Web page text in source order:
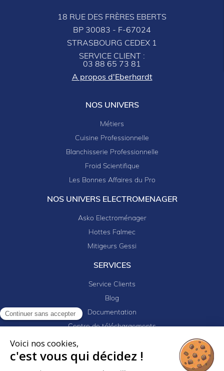
Continuer sans accepter
Voici nos cookies,
c'est vous qui décidez !
18 RUE DES FRÈRES EBERTS
BP 30083 - F-67024
STRASBOURG CEDEX 1
SERVICE CLIENT :
03 88 65 73 81
A propos d'Eberhardt
NOS UNIVERS
Métiers
Cuisine Professionnelle
Blanchisserie Professionnelle
Froid Scientifique
Les Bonnes Affaires du Pro
NOS UNIVERS ELECTROMENAGER
Asko Electroménager
Hottes Falmec
Mitigeurs Gessi
SERVICES
Service Clients
Blog
Documentation
Centre de téléchargements
Newsletter
Logiciel EJ32